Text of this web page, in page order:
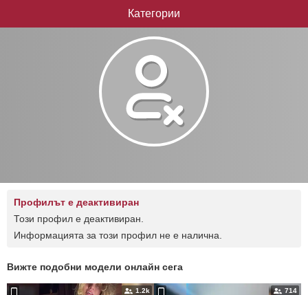
Профилът е деактивиран
Този профил е деактивиран.
Информацията за този профил не е налична.
Вижте подобни модели онлайн сега
1.2k 714
Категории